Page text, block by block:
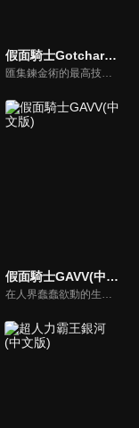
假面騎士Gotchard(中文版)
匯集鍊金術的最高技術，以世間萬物作為模型所創造的人工生命體「克米」，被保存在卡片中保管著。然而，本該慎重保管的克米卻從卡片中一齊被釋放出來。偶然被捲入事件中的普通高中生「一之瀨寶太郎」，被託付假面騎士Gotchard的變身腰帶，同時被賦予回收散落在世界各地的克米的使命。
假面騎士GAVV(中文版)
在人界蠢蠢欲動的生命體——格拉紐特，他們為了得到「黑暗點心」綁架人類。來自異世界的青年生真，為了拯救人類挺身而戰，和藉由吃零食誕生的小小怪物口嚼獸一起，用形狀像嘴巴的腰帶變身成假面騎士GAVV！SET&EAT，變身！軟糖、洋芋片、棉花糖、巧克力、糖果……用零食的力量變強，保護人類不受格拉紐特侵害，「零食」英雄，假面騎士GAVV的戰鬥就此揭開序幕！